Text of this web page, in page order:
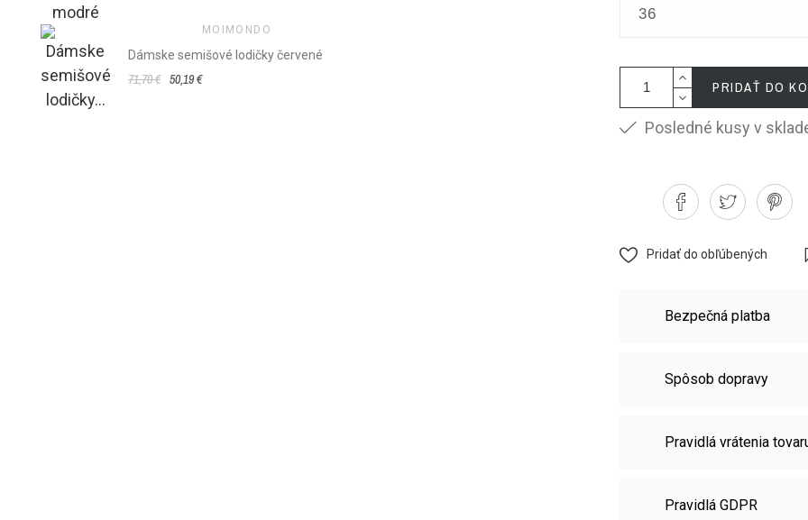
MOIMONDO
Dámske semišové lodičky červené
71,70 € 50,19 € PRIDAŤ DO
Posledné kusy v
Pridať do obľúbených
Bezpečná platba
Spôsob dopravy
Pravidlá vrátenia
Pravidlá GDPR